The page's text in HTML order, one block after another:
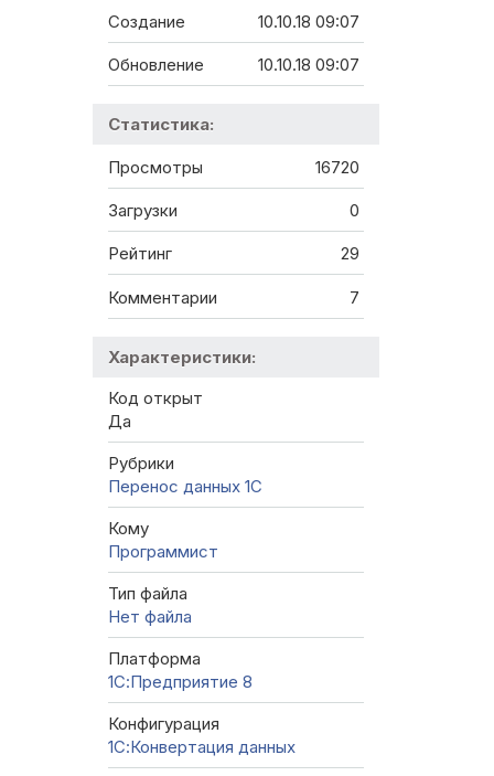
Создание 10.10.18 09:07
Обновление 10.10.18 09:07
Статистика:
Просмотры 16720
Загрузки 0
Рейтинг 29
Комментарии 7
Характеристики:
Код открыт
Да
Рубрики
Перенос данных 1C
Кому
Программист
Тип файла
Нет файла
Платформа
1С:Предприятие 8
Конфигурация
1С:Конвертация данных